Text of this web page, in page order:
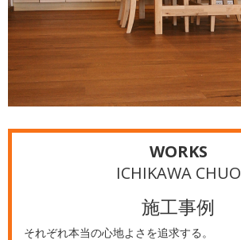
WORKS
ICHIKAWA CHUO
施工事例
それぞれ本当の心地よさを追求する。